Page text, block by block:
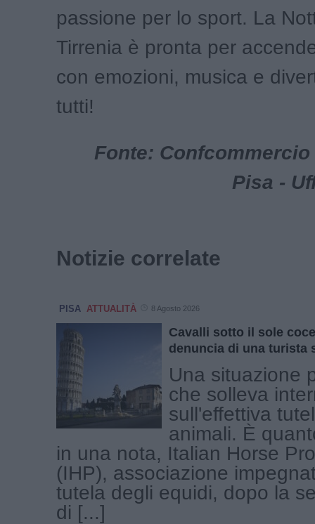
passione per lo sport. La
Tirrenia è pronta per
con emozioni, musica e
tutti!
Fonte:
Pisa -
Notizie correlate
PISA ATTUALITÀ 8 Agosto 2026
Cavalli sotto il sole
denuncia di una turista
Una situazione
che solleva
sull'effettiva
animali. È
in una nota, Italian Horse
(IHP), associazione
tutela degli equidi, dopo la
di [...]